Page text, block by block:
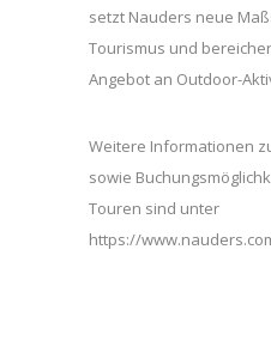
setzt Nauders neue
Tourismus und
Angebot an Outdoor-
Weitere Informationen
sowie
Touren sind unter
https://